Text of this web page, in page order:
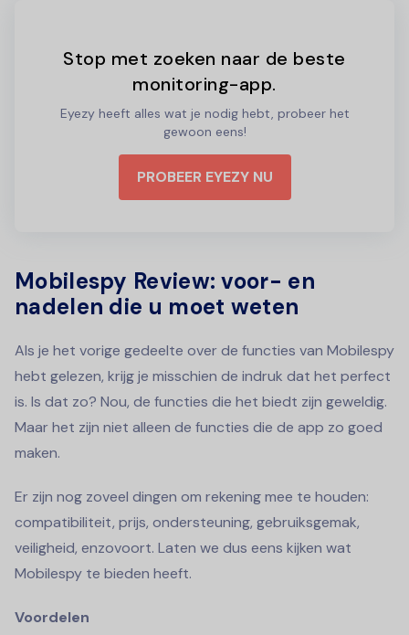
Stop met zoeken naar de beste
monitoring-app.
Eyezy heeft alles wat je nodig hebt, probeer het
gewoon eens!
PROBEER EYEZY NU
Mobilespy Review: voor- en
nadelen die u moet weten
Als je het vorige gedeelte over de functies van Mobilespy
hebt gelezen, krijg je misschien de indruk dat het perfect
is. Is dat zo? Nou, de functies die het biedt zijn geweldig.
Maar het zijn niet alleen de functies die de app zo goed
maken.
Er zijn nog zoveel dingen om rekening mee te houden:
compatibiliteit, prijs, ondersteuning, gebruiksgemak,
veiligheid, enzovoort. Laten we dus eens kijken wat
Mobilespy te bieden heeft.
Voordelen